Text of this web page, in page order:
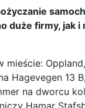
duże firmy, jak
Hagevegen 13
na dworcu
Hamar